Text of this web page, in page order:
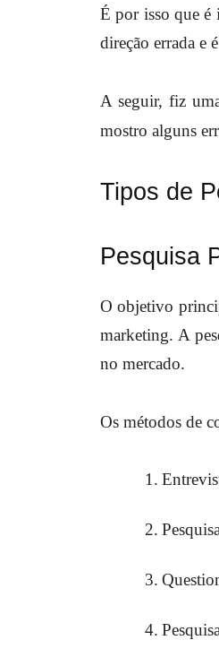
É por isso que é
direção errada e
A seguir, fiz
mostro alguns
Tipos de
Pesquisa
O objetivo
marketing. A
no mercado.
Os métodos de
1.
2.
3.
4.